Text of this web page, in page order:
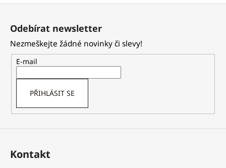
Z
Odebírat newsletter
Nezmeškejte žádné novinky či slevy!
E-mail
PŘIHLÁSIT SE
Kontakt